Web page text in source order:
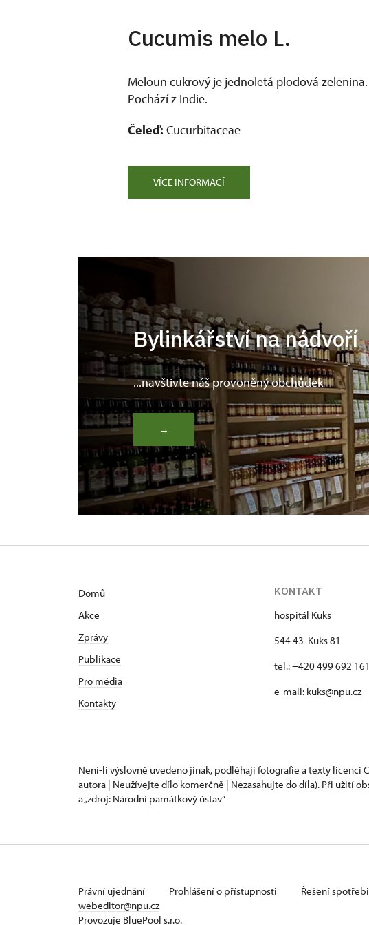
Cucumis melo L.
Meloun cukrový je jednoletá plodová zelenina.
Pochází z Indie.
Čeleď: Cucurbitaceae
VÍCE INFORMACÍ
Bylinkářství na nádvoří
...navštivte náš provoněný obchůdek
→
Domů
Akce
Zprávy
Publikace
Pro média
Kontakty
KONTAKT
hospitál Kuks
544 43 Kuks 81
tel.: +420 499 692 161
e-mail: kuks@npu.cz
Není-li výslovně uvedeno jinak, podléhají fotografie a texty licenci
autora | Neužívejte dílo komerčně | Nezasahujte do díla). Při užití
a „zdroj: Národní památkový ústav“
Právní ujednání Prohlášení o přístupnosti Řešení
webeditor@npu.cz
Provozuje BluePool s.r.o.